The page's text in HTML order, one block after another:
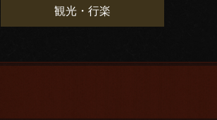
観光・行楽